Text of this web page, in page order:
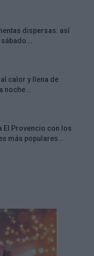
dispersas: así
calor y llena de
noche...
El Provencio con los
más populares...